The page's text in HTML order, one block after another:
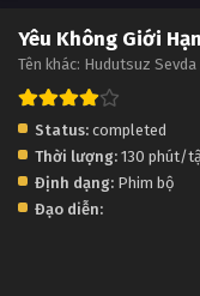
Yêu
Yêu
Yêu Không Giới Hạn
Tên khác: Hudutsuz Sevda
Status: completed
Thời lượng: 130 phút/
Định dạng: Phim bộ
Đạo diễn: